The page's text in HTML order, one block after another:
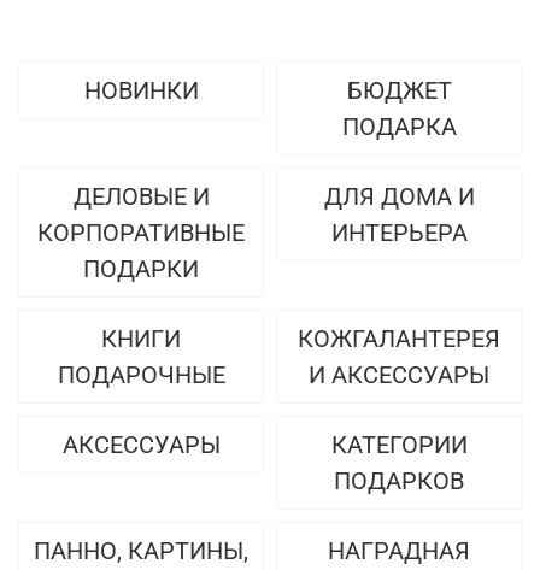
НОВИНКИ
БЮДЖЕТ
ПОДАРКА
ДЕЛОВЫЕ И
КОРПОРАТИВНЫЕ
ПОДАРКИ
ДЛЯ ДОМА И
ИНТЕРЬЕРА
КНИГИ
ПОДАРОЧНЫЕ
КОЖГАЛАНТЕРЕЯ
И АКСЕССУАРЫ
АКСЕССУАРЫ
КАТЕГОРИИ
ПОДАРКОВ
ПАННО, КАРТИНЫ,
НАГРАДНАЯ